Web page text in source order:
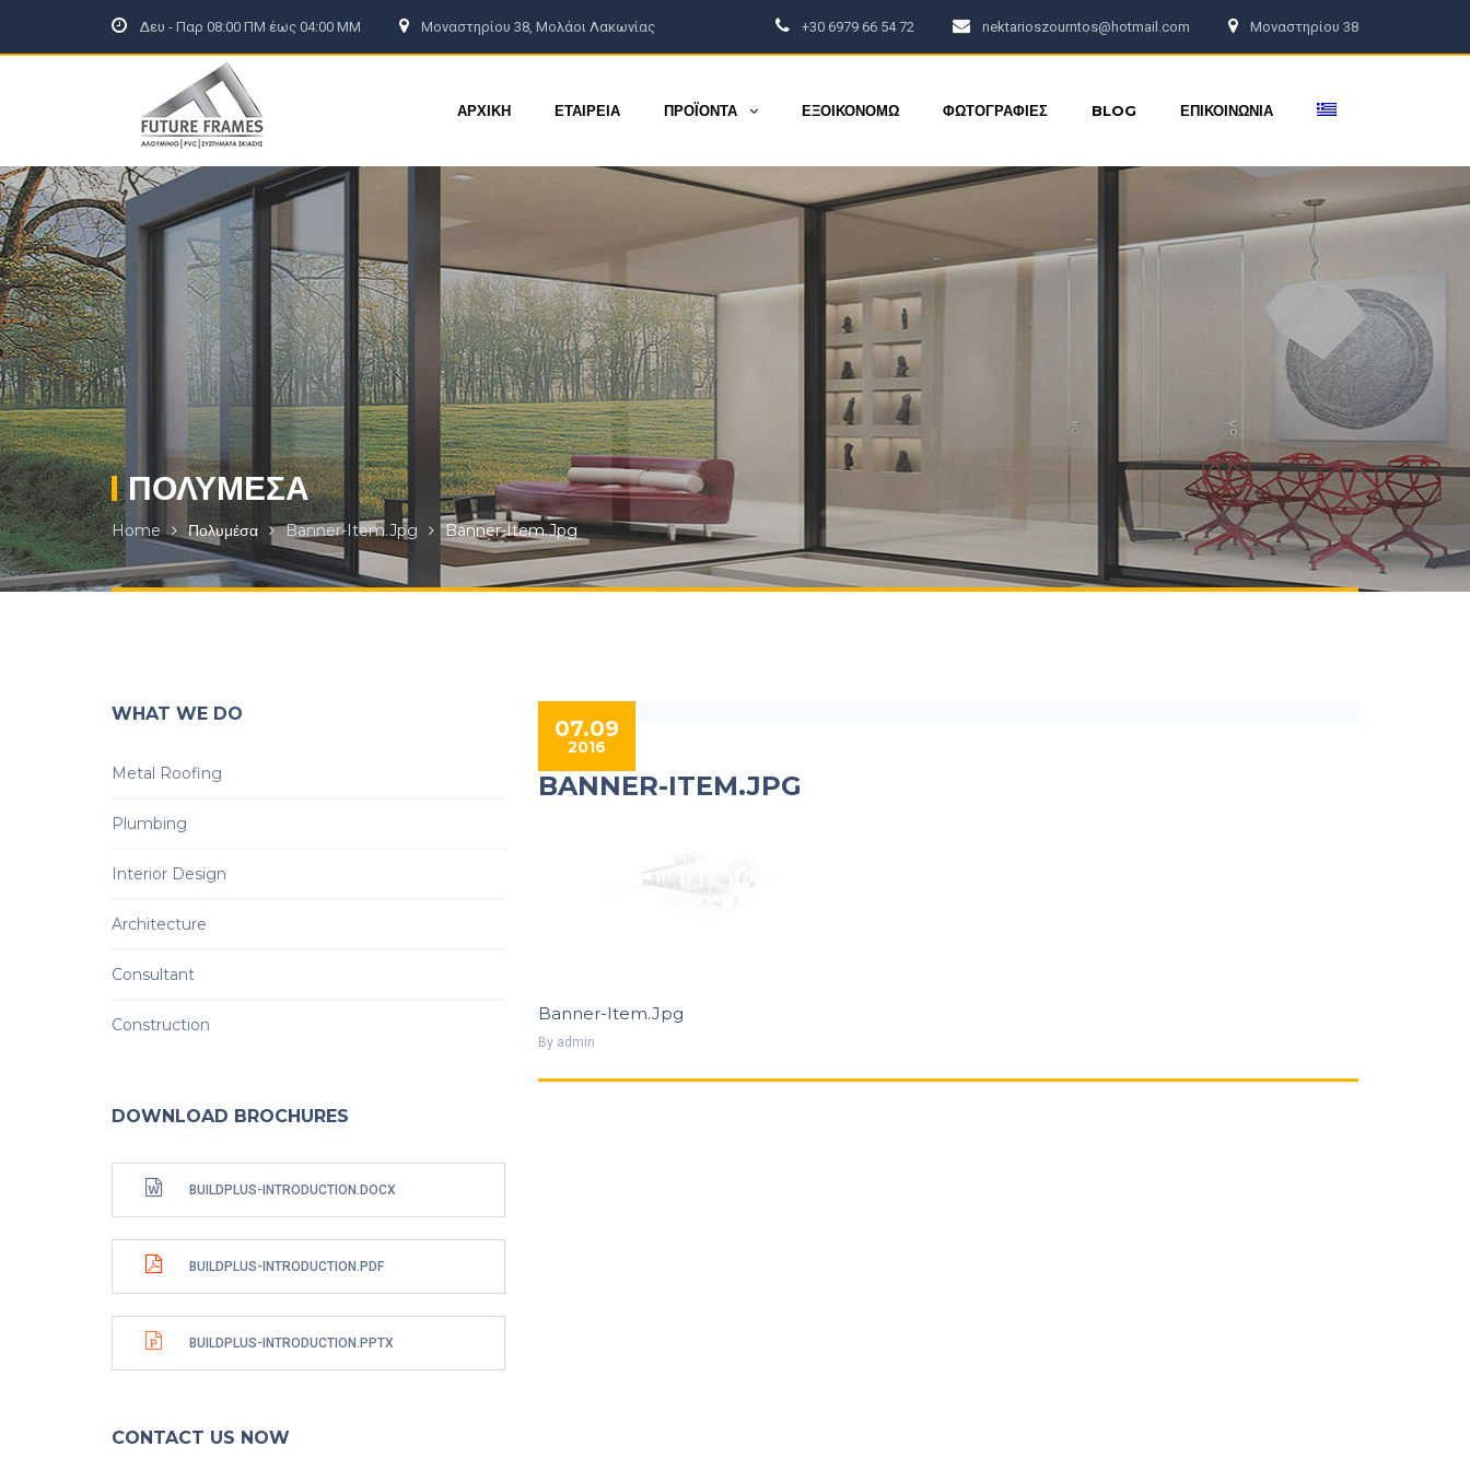
Δευ - Παρ 08:00 ΠΜ έως 04:00 ΜΜ Μοναστηρίου 38, Μολάοι Λακωνίας +30 6979 66 54 72 nektarioszourntos@hotmail.com Μοναστηρίου 38
ΑΡΧΙΚΗ ΕΤΑΙΡΕΙΑ ΠΡΟΪΟΝΤΑ ΕΞΟΙΚΟΝΟΜΩ ΦΩΤΟΓΡΑΦΙΕΣ BLOG ΕΠΙΚΟΙΝΩΝΙΑ
ΕΤΑΙΡΕΙΑ ΠΡΟΪΟΝΤΑ BLOG
ΠΟΛΥΜΈΣΑ
Home Πολυμέσα Banner-Item.jpg Banner-Item.jpg
07.09
2016
BANNER-ITEM.JPG
Banner-Item.jpg
By Admin
WHAT WE DO
Metal Roofing
Plumbing
Interior Design
Architecture
Consultant
Construction
DOWNLOAD BROCHURES
BUILDPLUS-INTRODUCTION.DOCX
BUILDPLUS-INTRODUCTION.PDF
BUILDPLUS-INTRODUCTION.PPTX
CONTACT US NOW